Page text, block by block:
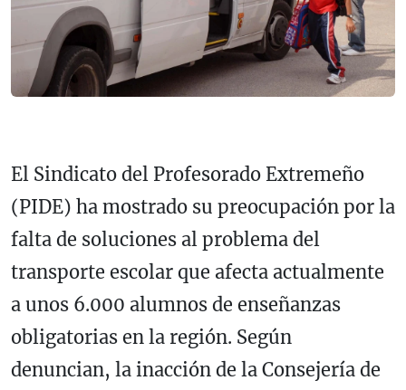
El Sindicato del Profesorado Extremeño
(PIDE) ha mostrado su preocupación por la
falta de soluciones al problema del
transporte escolar que afecta actualmente
a unos 6.000 alumnos de enseñanzas
obligatorias en la región. Según
denuncian, la inacción de la Consejería de